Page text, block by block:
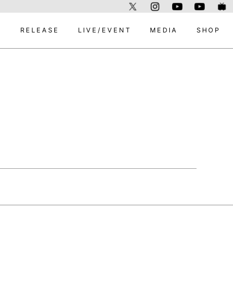
RELEASE LIVE/EVENT MEDIA SHOP